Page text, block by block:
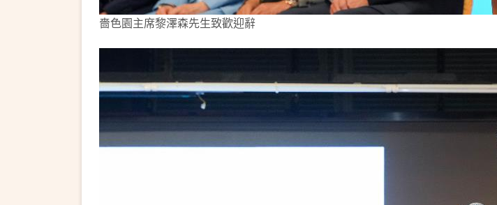
嗇色園主席黎澤森先生致歡迎辭